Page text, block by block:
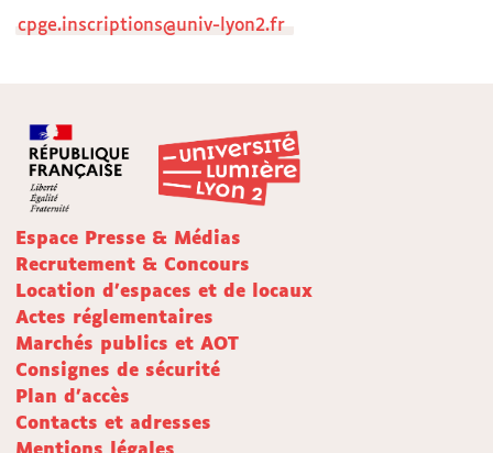
cpge.inscriptions@univ-lyon2.fr
Espace Presse & Médias
Recrutement & Concours
Location d'espaces et de locaux
Actes réglementaires
Marchés publics et AOT
Consignes de sécurité
Plan d'accès
Contacts et adresses